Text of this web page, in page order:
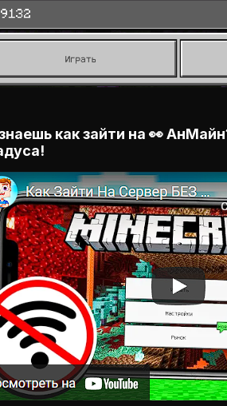
как зайти на 👀